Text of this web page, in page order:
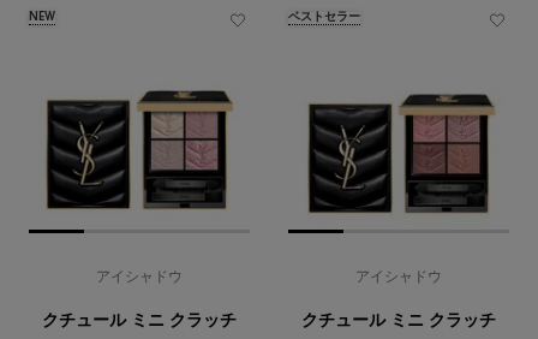
NEW
アイシャドウ
クチュール ミニ クラッチ
ベストセラー
アイシャドウ
クチュール ミニ クラッチ